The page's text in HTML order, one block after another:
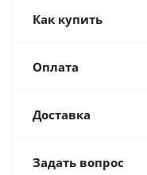
Как купить
Оплата
Доставка
Задать вопрос